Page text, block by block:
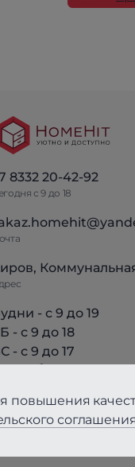
8332 20-42-92
с 9 до 18
- с 9 до 19
- с 9 до 18
- с 9 до 17
работы
соглашения